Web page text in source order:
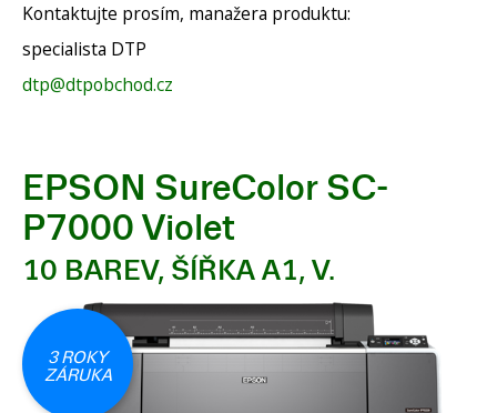
Kontaktujte prosím, manažera produktu:
specialista DTP
dtp@dtpobchod.cz
EPSON SureColor SC-
P7000 Violet
10 BAREV, ŠÍŘKA A1, V.
3 ROKY
ZÁRUKA